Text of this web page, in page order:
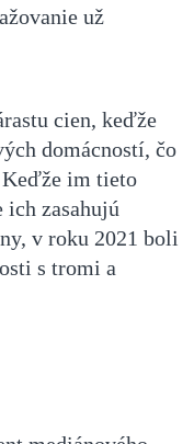
už
cien, keďže
domácností, čo
Keďže im tieto
zasahujú
v roku 2021 boli
s tromi a